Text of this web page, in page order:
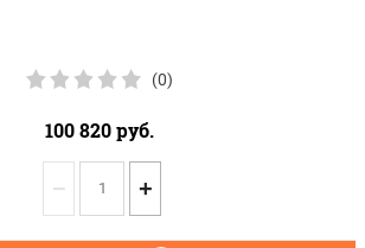
(0)
100 820руб.
− +